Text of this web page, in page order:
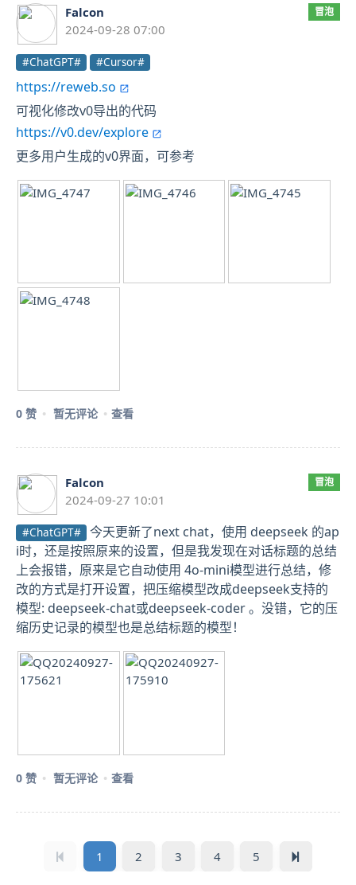
Falcon
2024-09-28 07:00
冒泡
#ChatGPT# #Cursor#
https://reweb.so
可视化修改v0导出的代码
https://v0.dev/explore
更多用户生成的v0界面，可参考
0 赞 暂无评论 查看
Falcon
2024-09-27 10:01
冒泡
#ChatGPT#
今天更新了next chat，使用 deepseek 的ap
i时，还是按照原来的设置，但是我发现在对话标题的总结
上会报错，原来是它自动使用 4o-mini模型进行总结，修
改的方式是打开设置，把压缩模型改成deepseek支持的
模型: deepseek-chat或deepseek-coder 。没错，它的压
缩历史记录的模型也是总结标题的模型！
0 赞 暂无评论 查看
1 2 3 4 5